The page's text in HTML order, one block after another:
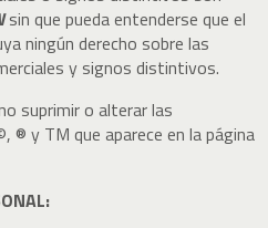
sin que pueda entenderse que el
ningún derecho sobre las
y signos distintivos.
suprimir o alterar las
® y TM que aparece en la página